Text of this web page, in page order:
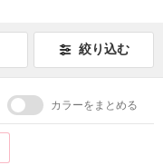
絞り込む
カラーをまとめる